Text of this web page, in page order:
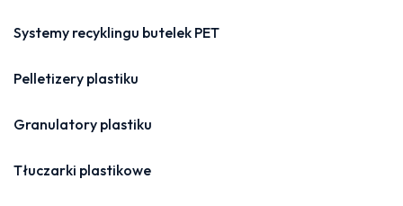
Systemy recyklingu butelek PET
Pelletizery plastiku
Granulatory plastiku
Tłuczarki plastikowe